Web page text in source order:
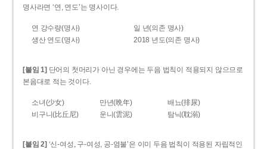
명사라면 ‘연, 연도’는 명사이다.
연 강수량(명사)
일 년(의존 명사)
생산 연도(명사)
2018 년도(의존 명사)
[붙임 1] 단어의 첫머리가 아닌 경우에는 두음 법칙이 적용되지 않으므로
본음대로 적는 것이다.
소녀(少女) 만년(晩年)
배뇨(排尿)
비구니(比丘尼)
운니(雲泥) 탐닉(耽溺)
[붙임 2] ‘신-여성, 구-여성, 공-염불’은 이미 두음 법칙이 적용된 자립적인